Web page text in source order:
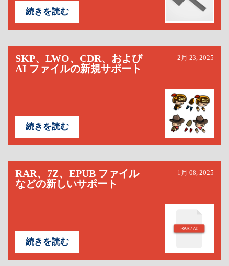
続きを読む
SKP、LWO、CDR、および
AI ファイルの新規サポート
2月 23, 2025
続きを読む
RAR、7Z、EPUB ファイル
などの新しいサポート
1月 08, 2025
続きを読む